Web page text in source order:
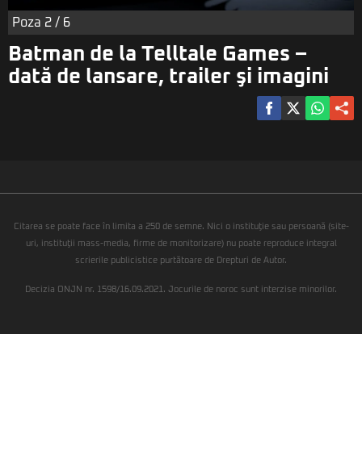
Poza 2 / 6
Batman de la Telltale Games –
dată de lansare, trailer şi imagini
Citarea se poate face în limita a 250 de semne. Nici o instituţie sau persoană (site-
uri, instituţii mass-media, firme de monitorizare) nu poate reproduce integral
scrierile publicistice purtătoare de Drepturi de Autor.
Decizia ONJN nr. 1598/16.09.2021. Jocurile de noroc sunt interzise minorilor.